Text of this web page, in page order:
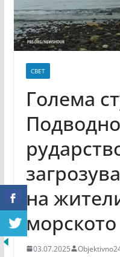
СВЕТ
Голема
на
03.07.2025